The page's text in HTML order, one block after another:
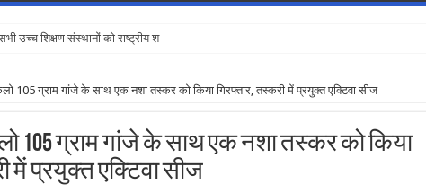
उच्च शिक्षण संस्थानों को राष्ट्रीय शिक्षा नीत
105 ग्राम गांजे के साथ एक नशा तस्कर को किया गिरफ्तार, तस्करी में प्रयुक्त एक्टिवा सीज
105 ग्राम गांजे के साथ एक नशा तस्कर को किया
में प्रयुक्त एक्टिवा सीज